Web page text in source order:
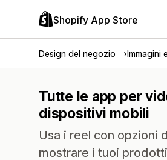
Shopify App Store
Design del negozio Immagini
Tutte le app per
dispositivi mobili
Usa i reel con opzioni
mostrare i tuoi